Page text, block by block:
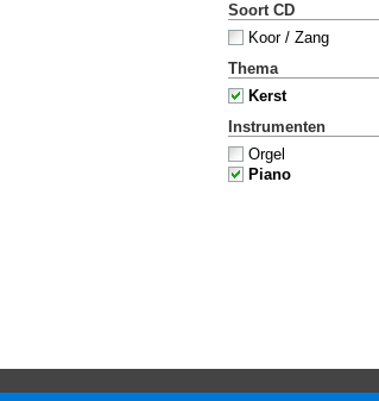
Soort CD
Koor / Zang
Thema
Kerst
Instrumenten
Orgel
Piano